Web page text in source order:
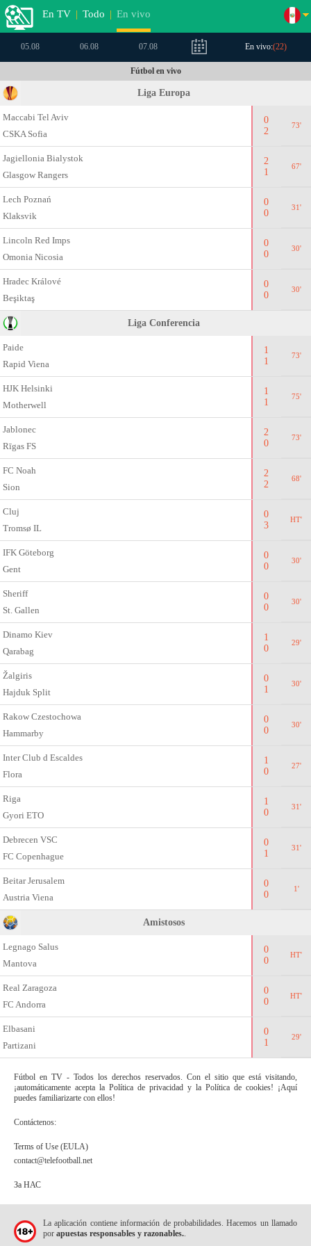
En TV | Todo | En vivo
05.08 06.08 07.08 En vivo:(22)
Fútbol en vivo
Liga Europa
Maccabi Tel Aviv
CSKA Sofia
0
2
73'
Jagiellonia Bialystok
Glasgow Rangers
2
1
67'
Lech Poznań
Klaksvik
0
0
31'
Lincoln Red Imps
Omonia Nicosia
0
0
30'
Hradec Králové
Beşiktaş
0
0
30'
Liga Conferencia
Paide
Rapid Viena
1
1
73'
HJK Helsinki
Motherwell
1
1
75'
Jablonec
Rīgas FS
2
0
73'
FC Noah
Sion
2
2
68'
Cluj
Tromsø IL
0
3
HT'
IFK Göteborg
Gent
0
0
30'
Sheriff
St. Gallen
0
0
30'
Dinamo Kiev
Qarabag
1
0
29'
Žalgiris
Hajduk Split
0
1
30'
Rakow Czestochowa
Hammarby
0
0
30'
Inter Club d Escaldes
Flora
1
0
27'
Riga
Gyоri ETO
1
0
31'
Debrecen VSC
FC Copenhague
0
1
31'
Beitar Jerusalem
Austria Viena
0
0
1'
Amistosos
Legnago Salus
Mantova
0
0
HT'
Real Zaragoza
FC Andorra
0
0
HT'
Elbasani
Partizani
0
1
29'
Fútbol en TV - Todos los derechos reservados. Con el sitio que está visitando,
¡automáticamente acepta la Política de privacidad y la Política de cookies! ¡Aquí
puedes familiarizarte con ellos!
Contáctenos:
Terms of Use (EULA)
contact@telefootball.net
За НАС
La aplicación contiene información de probabilidades. Hacemos un llamado
por apuestas responsables y razonables..